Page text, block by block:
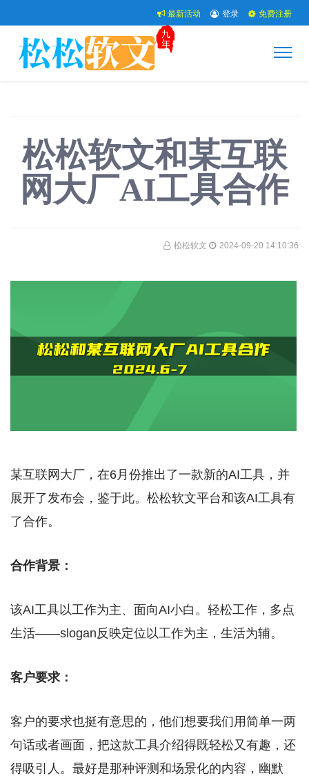
最新活动 登录 免费注册
松松软文和某互联
网大厂AI工具合作
松松软文 2024-09-20 14:10:36
某互联网大厂，在6月份推出了一款新的AI工具，并
展开了发布会，鉴于此。松松软文平台和该AI工具有
了合作。
合作背景：
该AI工具以工作为主、面向AI小白。轻松工作，多点
生活——slogan反映定位以工作为主，生活为辅。
客户要求：
客户的要求也挺有意思的，他们想要我们用简单一两
句话或者画面，把这款工具介绍得既轻松又有趣，还
得吸引人。最好是那种评测和场景化的内容，幽默